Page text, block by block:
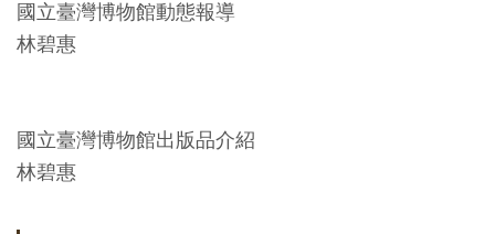
善
措
務
國立臺灣博物館動態報導
林碧惠
國立臺灣博物館出版品介紹
林碧惠